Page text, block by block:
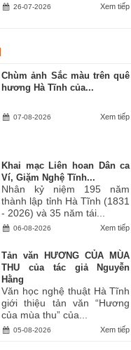
Xem tiếp
26-07-2026
Chùm ảnh Sắc màu trên quê
hương Hà Tĩnh của...
Xem tiếp
07-08-2026
Khai mạc Liên hoan Dân ca
Ví, Giặm Nghệ Tĩnh...
Nhân kỷ niệm 195 năm
thành lập tỉnh Hà Tĩnh (1831
- 2026) và 35 năm tái...
Xem tiếp
06-08-2026
Tản văn HƯƠNG CỦA MÙA
THU của tác giả Nguyễn
Hằng
Văn học nghệ thuật Hà Tĩnh
giới thiệu tản văn “Hương
của mùa thu” của...
Xem tiếp
05-08-2026